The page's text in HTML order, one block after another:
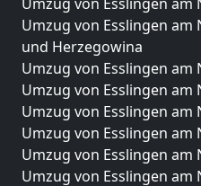
Umzug von Esslingen am
und Herzegowina
Umzug von Esslingen am
Umzug von Esslingen am
Umzug von Esslingen am
Umzug von Esslingen am
Umzug von Esslingen am
Umzug von Esslingen am